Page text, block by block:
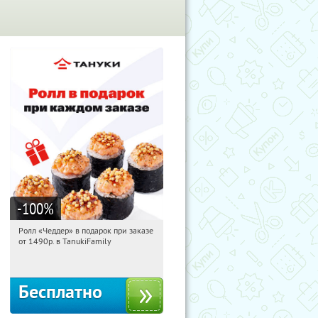
-100%
04:04:52 Получили:108
Ролл «Чеддер» в подарок при заказе
от 1490р. в TanukiFamily
Бесплатно